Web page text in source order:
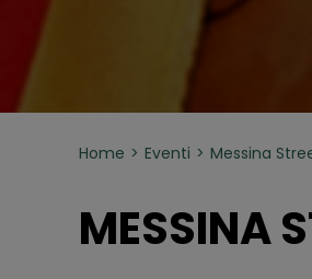
Home Eventi Messina
MESSINA